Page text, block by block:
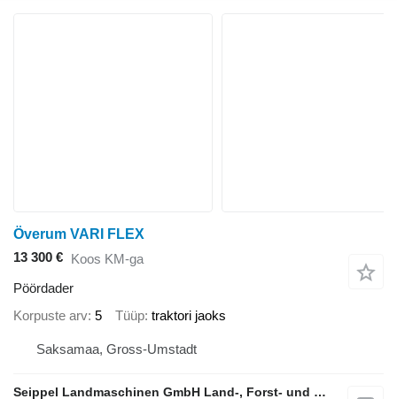
Överum VARI FLEX
13 300 € Koos KM-ga
Pöördader
Korpuste arv 5 Tüüp traktori jaoks
Saksamaa, Gross-Umstadt
Seippel Landmaschinen GmbH Land-, Forst- und Gartentechnik